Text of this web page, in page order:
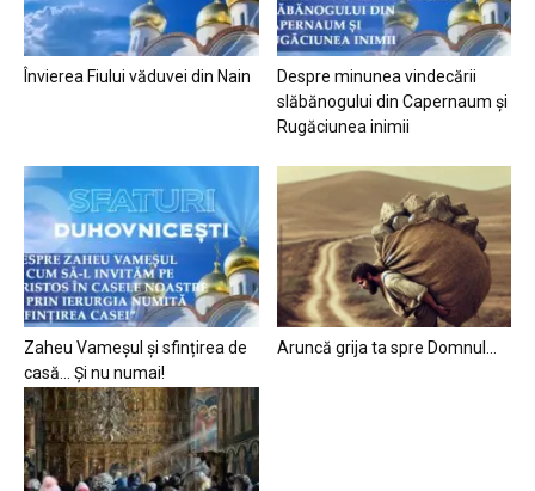
Învierea Fiului văduvei din Nain
Despre minunea vindecării
slăbănogului din Capernaum și
Rugăciunea inimii
Zaheu Vameșul și sfințirea de
casă… Și nu numai!
Aruncă grija ta spre Domnul…